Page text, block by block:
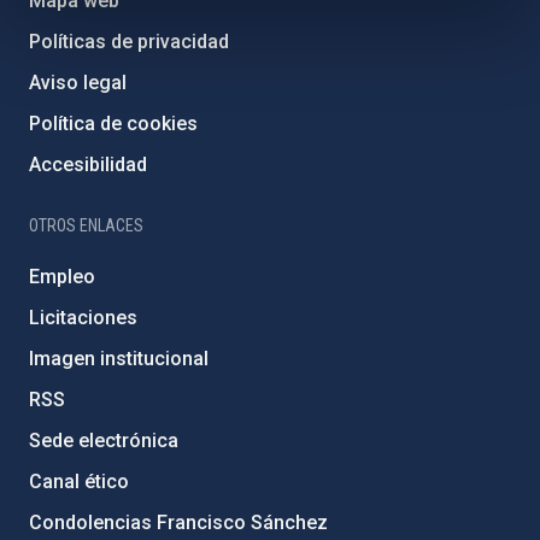
Políticas de privacidad
Aviso legal
Política de cookies
Accesibilidad
OTROS ENLACES
Empleo
Licitaciones
Imagen institucional
RSS
Sede electrónica
Canal ético
Condolencias Francisco Sánchez